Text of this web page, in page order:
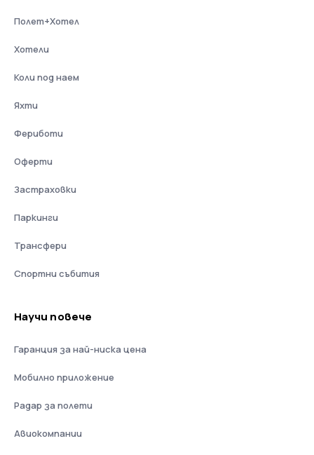
Полет+Хотел
Хотели
Коли под наем
Яхти
Фериботи
Оферти
Застраховки
Паркинги
Трансфери
Спортни събития
Научи повече
Гаранция за най-ниска цена
Мобилно приложение
Радар за полети
Авиокомпании